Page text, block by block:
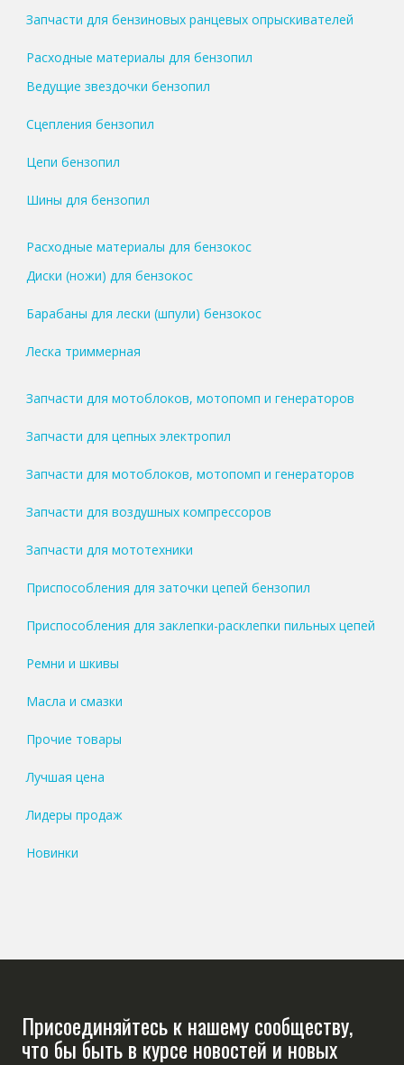
Запчасти для бензиновых ранцевых опрыскивателей
Расходные материалы для бензопил
Ведущие звездочки бензопил
Сцепления бензопил
Цепи бензопил
Шины для бензопил
Расходные материалы для бензокос
Диски (ножи) для бензокос
Барабаны для лески (шпули) бензокос
Леска триммерная
Запчасти для мотоблоков, мотопомп и генераторов
Запчасти для цепных электропил
Запчасти для мотоблоков, мотопомп и генераторов
Запчасти для воздушных компрессоров
Запчасти для мототехники
Приспособления для заточки цепей бензопил
Приспособления для заклепки-расклепки пильных цепей
Ремни и шкивы
Масла и смазки
Прочие товары
Лучшая цена
Лидеры продаж
Новинки
Присоединяйтесь к нашему сообществу,
что бы быть в курсе новостей и новых